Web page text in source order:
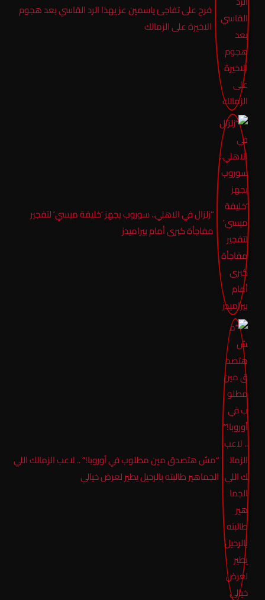
فرح على تفاجئ ياسمين عز يهذا الرد القاسي بعد هجوم
الاخيرة على الزمالك
“زلزال في الاهلي.. سوروب يجهز ‘خليفة ميسي’ لتفجير
مفاجأة كبرى أمام بيراميدز
“مش هتصدق مين مطلوب في أوروبا!” .. لاعب الزمالك اللي
الجماهير طالبته بالرحيل يطير لعرض خيالي